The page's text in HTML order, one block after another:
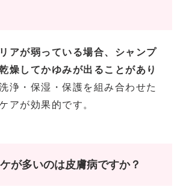
アが弱っている場合、シャンプ
燥してかゆみが出ることがあり
浄・保湿・保護を組み合わせた
アが効果的です。
が多いのは皮膚病ですか？